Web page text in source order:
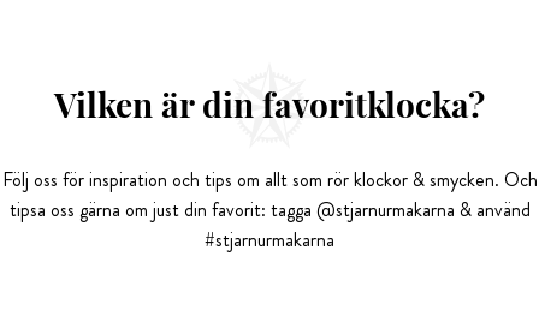
Vilken är din favoritklocka?
Följ oss för inspiration och tips om allt som rör klockor & smycken. Och
tipsa oss gärna om just din favorit: tagga @stjarnurmakarna & använd
#stjarnurmakarna